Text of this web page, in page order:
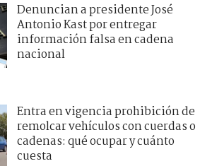
Denuncian a presidente José
Antonio Kast por entregar
información falsa en cadena
nacional
Entra en vigencia prohibición de
remolcar vehículos con cuerdas o
cadenas: qué ocupar y cuánto
cuesta